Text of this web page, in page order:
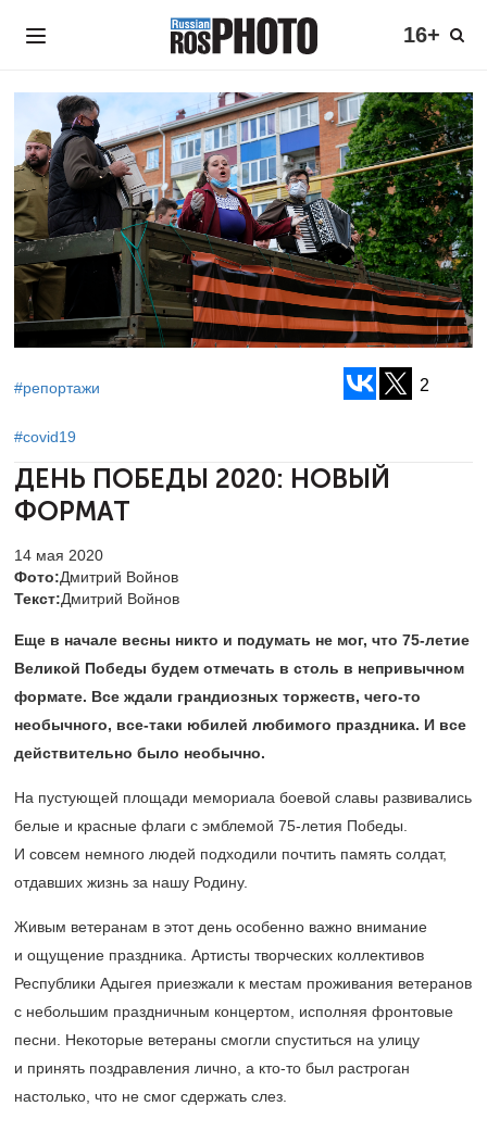
16+
2
#репортажи
#covid19
ДЕНЬ ПОБЕДЫ 2020: НОВЫЙ
ФОРМАТ
14 мая 2020
Фото:Дмитрий Войнов
Текст:Дмитрий Войнов
Еще в начале весны никто и подумать не мог, что 75-летие
Великой Победы будем отмечать в столь в непривычном
формате. Все ждали грандиозных торжеств, чего-то
необычного, все-таки юбилей любимого праздника. И все
действительно было необычно.
На пустующей площади мемориала боевой славы развивались
белые и красные флаги с эмблемой 75-летия Победы.
И совсем немного людей подходили почтить память солдат,
отдавших жизнь за нашу Родину.
Живым ветеранам в этот день особенно важно внимание
и ощущение праздника. Артисты творческих коллективов
Республики Адыгея приезжали к местам проживания ветеранов
с небольшим праздничным концертом, исполняя фронтовые
песни. Некоторые ветераны смогли спуститься на улицу
и принять поздравления лично, а кто-то был растроган
настолько, что не смог сдержать слез.